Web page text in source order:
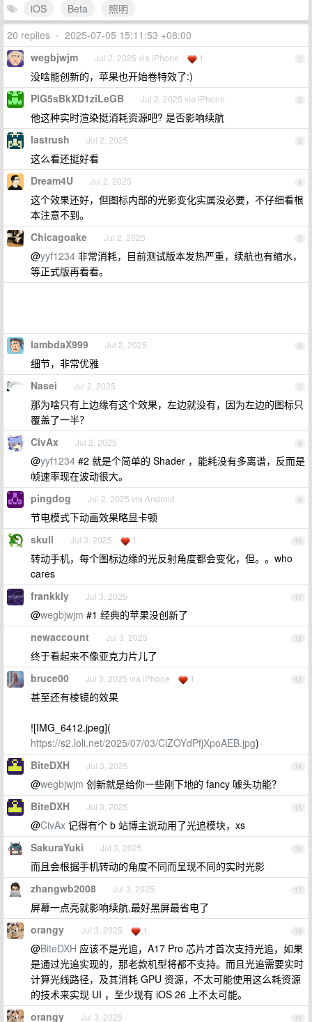
iOS Beta
照明
20 replies • 2025-07-05 15:11:53 +08:00
1
wegbjwjm Jul 2, 2025 via iPhone 1
没啥能创新的，苹果也开始卷特效了:)
2
PlG5sBkXD1ziLeGB Jul 2, 2025 via iPhone
他这种实时渲染挺消耗资源吧? 是否影响续航
3
lastrush Jul 2, 2025
这么看还挺好看
4
Dream4U Jul 2, 2025
这个效果还好，但图标内部的光影变化实属没必要，不仔细看根
本注意不到。
5
Chicagoake Jul 2, 2025
@yyf1234 非常消耗，目前测试版本发热严重，续航也有缩水，
等正式版再看看。
6
lambdaX999 Jul 2, 2025
细节，非常优雅
7
Nasei Jul 2, 2025
那为啥只有上边缘有这个效果，左边就没有，因为左边的图标只
覆盖了一半？
8
CivAx Jul 2, 2025
@yyf1234 #2 就是个简单的 Shader ，能耗没有多离谱，反而是
帧速率现在波动很大。
9
pingdog Jul 2, 2025 via Android
节电模式下动画效果略显卡顿
10
skull Jul 3, 2025 1
转动手机，每个图标边缘的光反射角度都会变化，但。。who
cares
11
frankkly Jul 3, 2025
@wegbjwjm #1 经典的苹果没创新了
12
newaccount Jul 3, 2025
终于看起来不像亚克力片儿了
13
bruce00 Jul 3, 2025 via iPhone 1
甚至还有棱镜的效果
![IMG_6412.jpeg](
https://s2.loli.net/2025/07/03/ClZOYdPfjXpoAEB.jpg)
14
BiteDXH Jul 3, 2025
@wegbjwjm 创新就是给你一些刚下地的 fancy 噱头功能？
15
BiteDXH Jul 3, 2025
@CivAx 记得有个 b 站博主说动用了光追模块，xs
16
SakuraYuki Jul 3, 2025
而且会根据手机转动的角度不同而呈现不同的实时光影
17
zhangwb2008 Jul 3, 2025
屏幕一点亮就影响续航,最好黑屏最省电了
18
orangy Jul 3, 2025 1
@BiteDXH 应该不是光追，A17 Pro 芯片才首次支持光追，如果
是通过光追实现的，那老款机型将都不支持。而且光追需要实时
计算光线路径，及其消耗 GPU 资源，不太可能使用这么耗资源
的技术来实现 UI ，至少现有 iOS 26 上不太可能。
19
orangy Jul 3, 2025